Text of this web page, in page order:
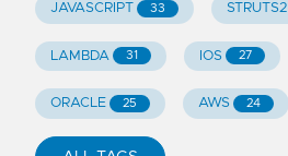
JAVASCRIPT 33 STRUTS2
LAMBDA 31 IOS 27
ORACLE 25 AWS 24